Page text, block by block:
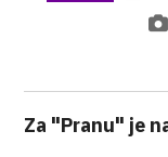
Za "Pranu" je